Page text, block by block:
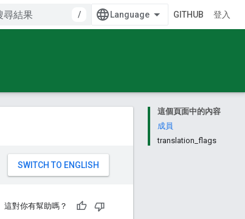
/ GITHUB 登入
這個頁面中的內容
成員
translation_flags
這對你有幫助嗎？